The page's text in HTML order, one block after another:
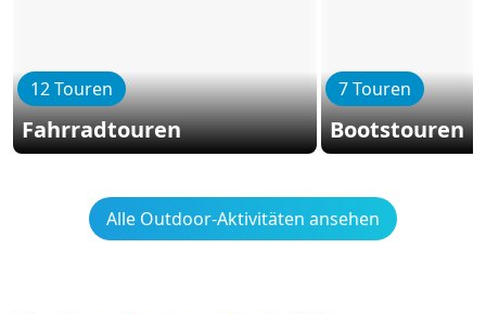
12 Touren
Fahrradtouren
7 Touren
Bootstouren
Alle Outdoor-Aktivitäten ansehen